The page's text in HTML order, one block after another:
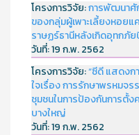
โครงการวิจัย:การพัฒนาศั
ของกลุ่มผู้เพาะเลี้ยงหอย
ราษฏร์ธานีหลังเกิดอุทกภั
วันที่:19 ก.พ. 2562
โครงการวิจัย:“ซีดี แสดงก
ใจเรื่อง การรักษาพรหมจ
ชุมชนในการป้องกันการตั้ง
บางใหญ่
วันที่:19 ก.พ. 2562